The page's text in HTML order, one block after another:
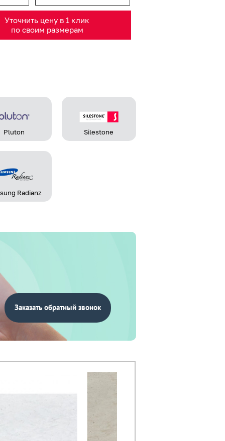
Уточнить цену в 1 клик
по своим размерам
Pluton Silestone
Radianz
Заказать обратный звонок